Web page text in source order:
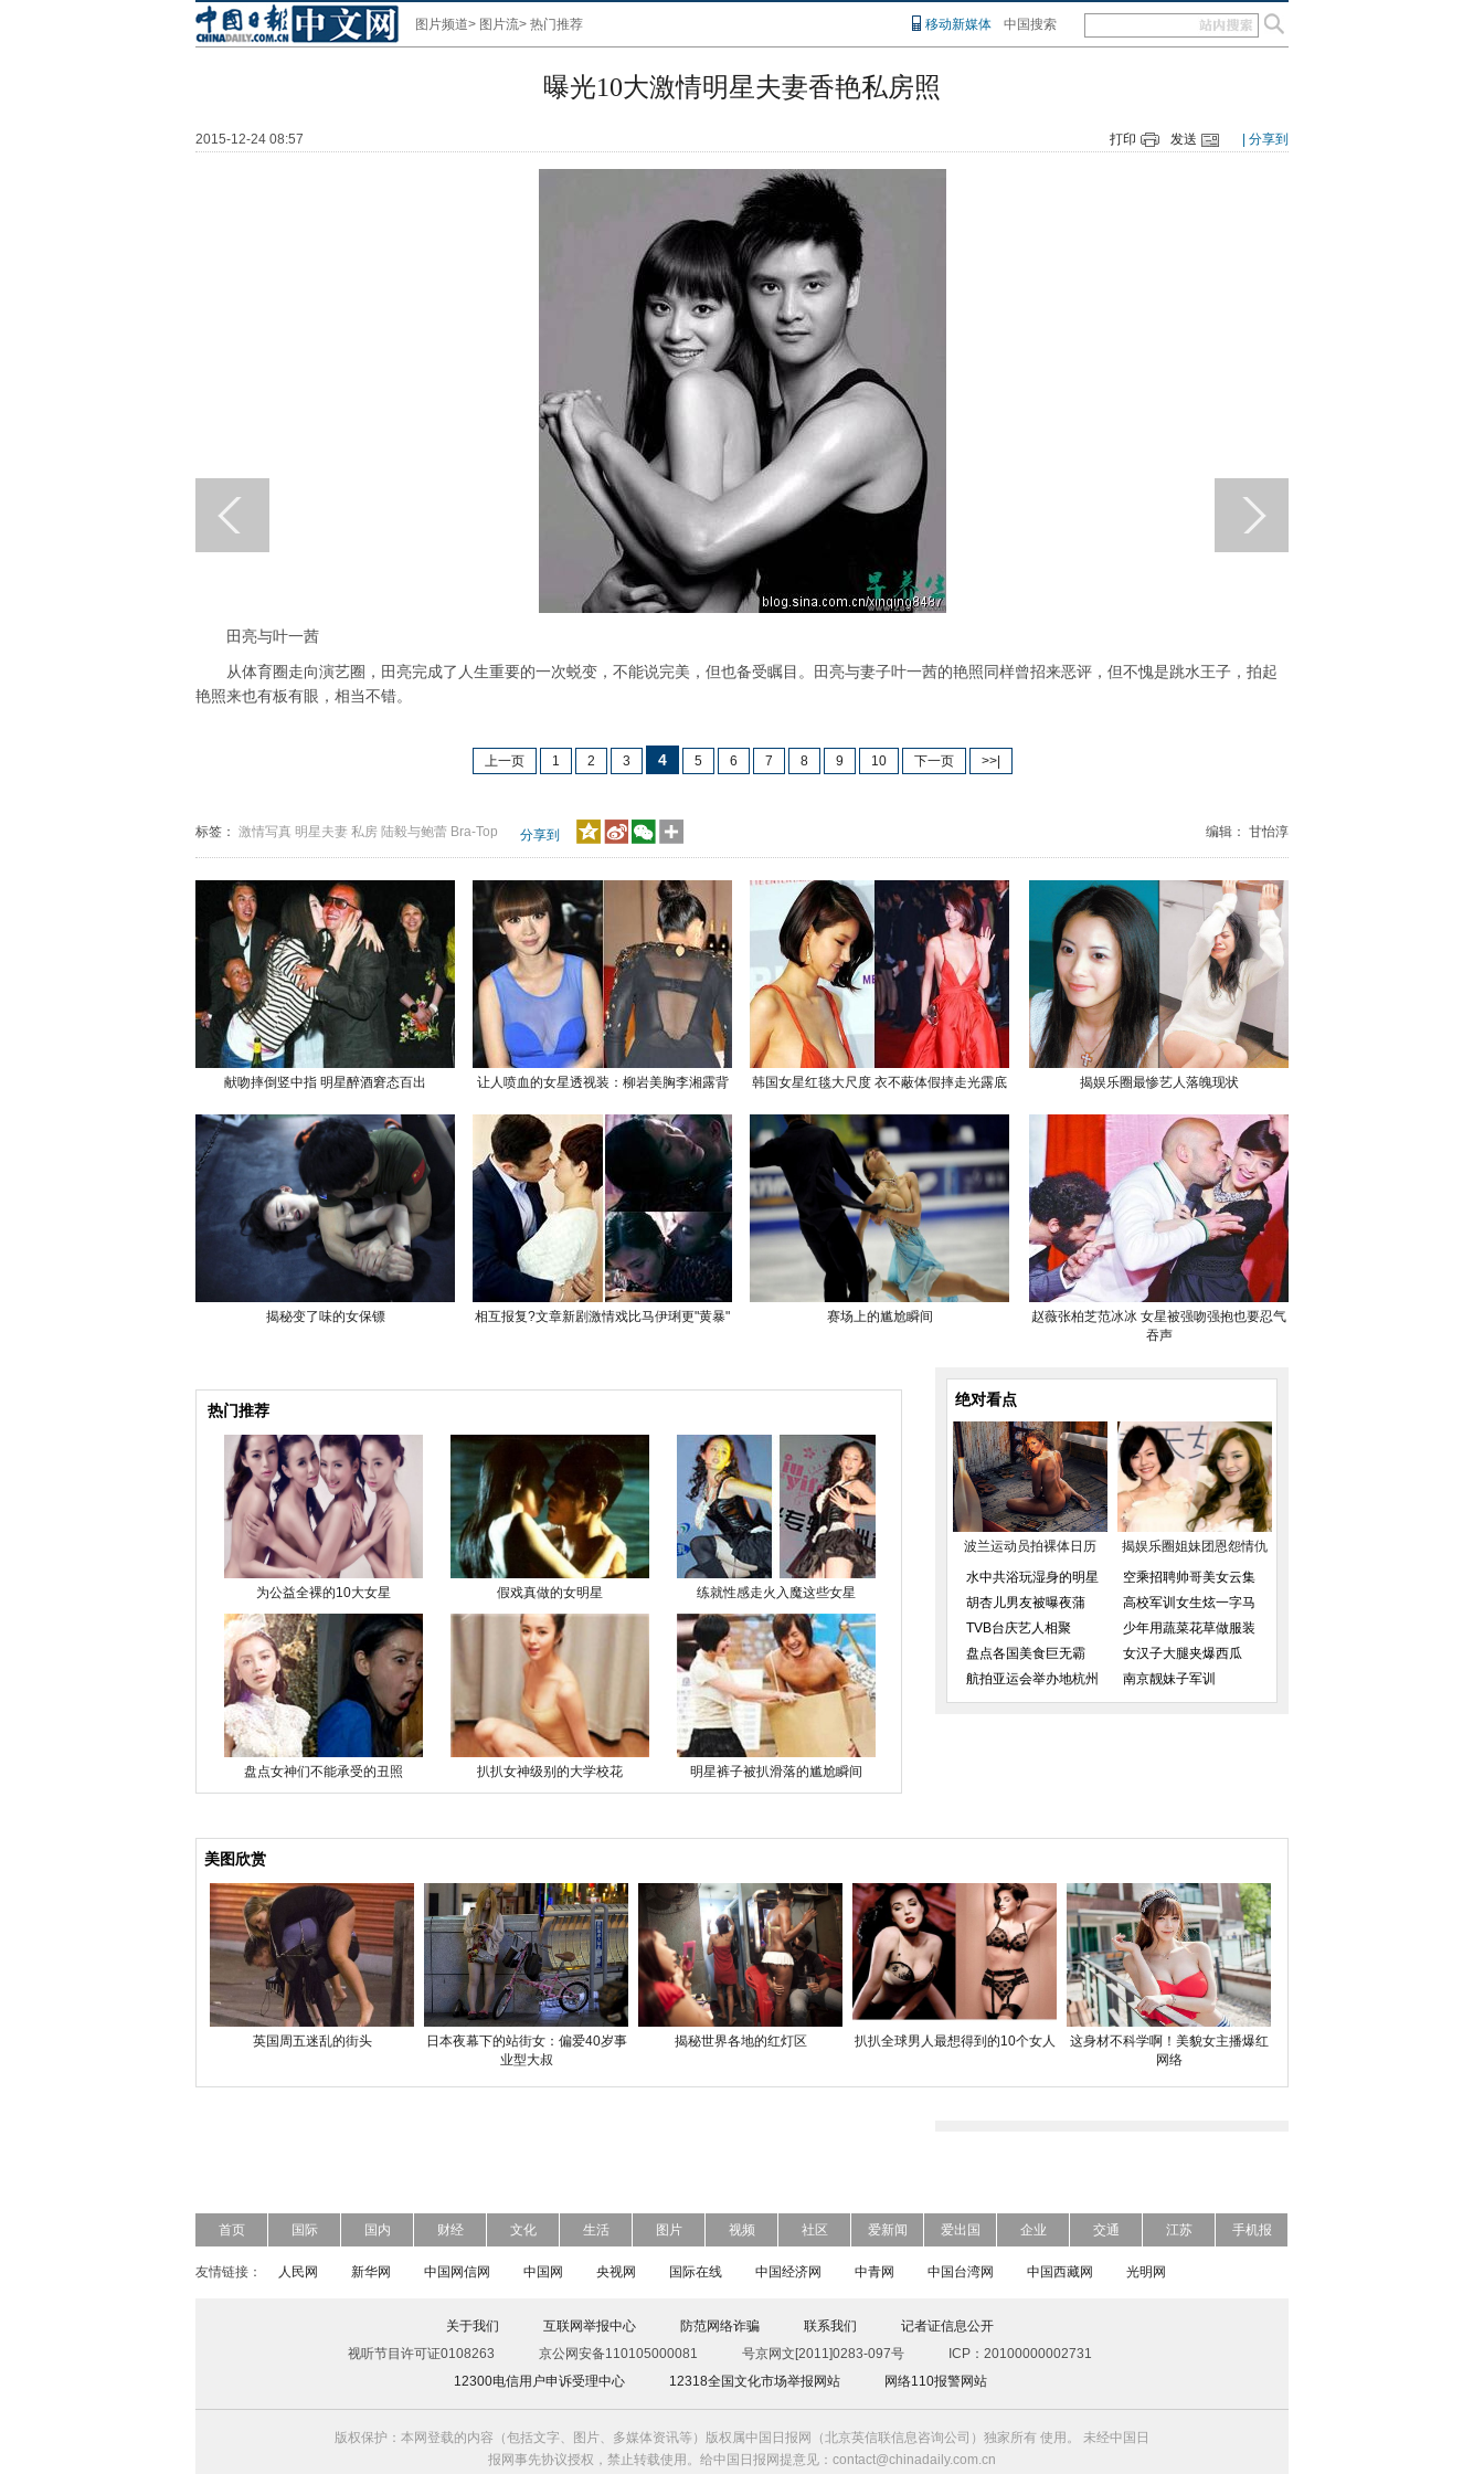
图片频道> 图片流> 热门推荐 移动新媒体 中国搜索
曝光10大激情明星夫妻香艳私房照
2015-12-24 08:57 打印 发送 | 分享到
田亮与叶一茜
从体育圈走向演艺圈，田亮完成了人生重要的一次蜕变，不能说完美，但也备受瞩目。田亮与妻子叶一茜的艳照同样曾招来恶评，但不愧是跳水王子，拍起
艳照来也有板有眼，相当不错。
上一页 1 2 3 4 5 6 7 8 9 10 下一页 >>|
标签： 激情写真 明星夫妻 私房 陆毅与鲍蕾 Bra-Top 分享到 编辑： 甘怡淳
献吻摔倒竖中指 明星醉酒窘态百出
揭秘变了味的女保镖
让人喷血的女星透视装：柳岩美胸李湘露背
相互报复?文章新剧激情戏比马伊琍更"黄暴"
韩国女星红毯大尺度 衣不蔽体假摔走光露底
赛场上的尴尬瞬间
揭娱乐圈最惨艺人落魄现状
赵薇张柏芝范冰冰 女星被强吻强抱也要忍气
吞声
热门推荐
为公益全裸的10大女星 假戏真做的女明星 练就性感走火入魔这些女星
盘点女神们不能承受的丑照 扒扒女神级别的大学校花 明星裤子被扒滑落的尴尬瞬间
绝对看点
波兰运动员拍裸体日历
揭娱乐圈姐妹团恩怨情仇
水中共浴玩湿身的明星
胡杏儿男友被曝夜蒲
TVB台庆艺人相聚
盘点各国美食巨无霸
航拍亚运会举办地杭州
空乘招聘帅哥美女云集
高校军训女生炫一字马
少年用蔬菜花草做服装
女汉子大腿夹爆西瓜
南京靓妹子军训
美图欣赏
英国周五迷乱的街头
日本夜幕下的站街女：偏爱40岁事
业型大叔
揭秘世界各地的红灯区 扒扒全球男人最想得到的10个女人
这身材不科学啊！美貌女主播爆红
网络
首页 国际 国内 财经 文化 生活 图片 视频 社区 爱新闻 爱出国 企业 交通 江苏 手机报
友情链接： 人民网 新华网 中国网信网 中国网 央视网 国际在线 中国经济网 中青网 中国台湾网 中国西藏网 光明网
关于我们 互联网举报中心 防范网络诈骗 联系我们
记者证信息公开
视听节目许可证0108263
京公网安备110105000081 号京网文[2011]0283-097号
ICP：20100000002731
12300电信用户申诉受理中心
12318全国文化市场举报网站 网络110报警网站
版权保护：本网登载的内容（包括文字、图片、多媒体资讯等）版权属中国日报网（北京英信联信息咨询公司）独家所有 使用。 未经中国日
报网事先协议授权，禁止转载使用。给中国日报网提意见：contact@chinadaily.com.cn